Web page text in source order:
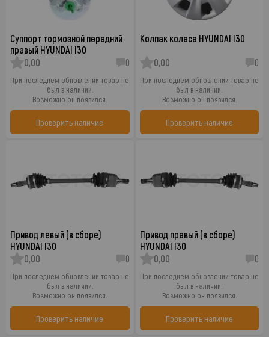
Суппорт тормозной передний
правый HYUNDAI I30
0,00
0
При последнем обновлении товар не
был в наличии.
Возможно он появился.
Проверить наличие
Колпак колеса HYUNDAI I30
0,00 0
При последнем обновлении товар не
был в наличии.
Возможно он появился.
Проверить наличие
Привод левый (в сборе)
HYUNDAI I30
0,00
0
При последнем обновлении товар не
был в наличии.
Возможно он появился.
Проверить наличие
Привод правый (в сборе)
HYUNDAI I30
0,00
0
При последнем обновлении товар не
был в наличии.
Возможно он появился.
Проверить наличие